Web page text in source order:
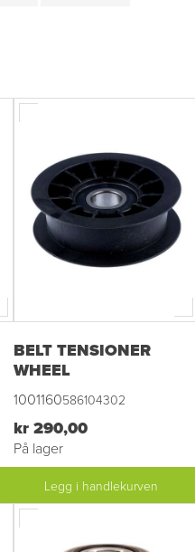
BELT TENSIONER
WHEEL
1001160586104302
kr 290,00
På lager
Legg i handlekurven